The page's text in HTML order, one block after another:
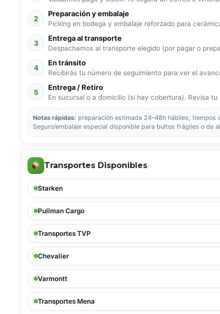
2 Preparación y embalaje
Picking en bodega y embalaje reforzado para
3 Entrega al transporte
Despachamos al transporte elegido (por pagar o
4 En tránsito
Recibirás tu número de seguimiento para ver el
5 Entrega / Retiro
En sucursal o a domicilio (si hay cobertura). Revisa
Notas rápidas: preparación estimada 24–48h hábiles;
Seguro/embalaje especial disponible para bultos frágiles o de
Transportes Disponibles
Starken
Pullman Cargo
Transportes TVP
Chevalier
Varmontt
Transportes Mena